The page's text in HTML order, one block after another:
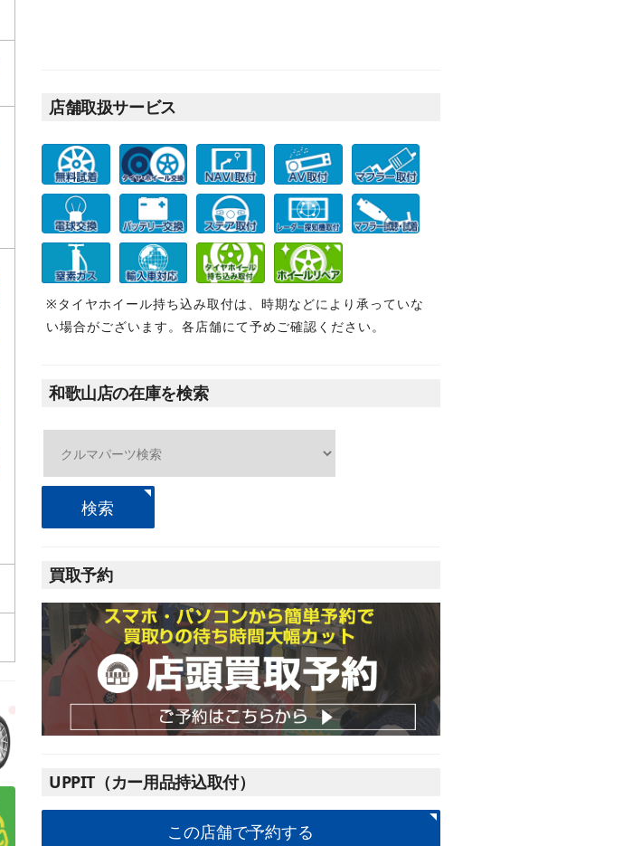
店舗取扱サービス
※タイヤホイール持ち込み取付は、時期などにより承っていな
い場合がございます。各店舗にて予めご確認ください。
和歌山店の在庫を検索
検索
買取予約
UPPIT（カー用品持込取付）
この店舗で予約する